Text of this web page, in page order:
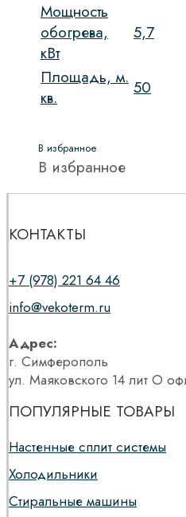
Мощность
обогрева,
кВт
5,7
Площадь, м.
кв.
50
В избранное
В избранное
КОНТАКТЫ
+7 (978) 221 64 46
info@vekoterm.ru
Адрес:
г. Симферополь
ул. Маяковского 14 лит О
ПОПУЛЯРНЫЕ ТОВАРЫ
Настенные сплит системы
Холодильники
Стиральные машины